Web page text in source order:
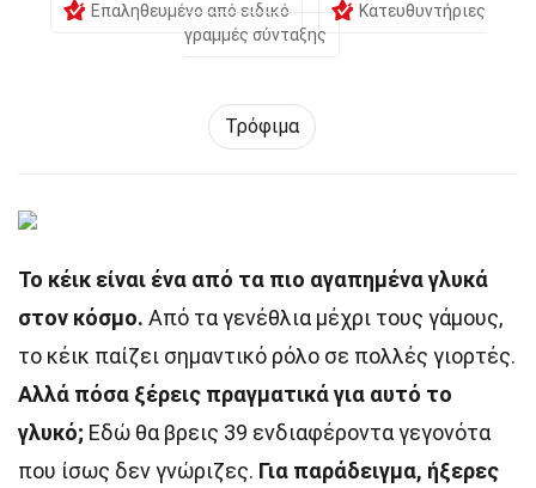
Επαληθευμένο από ειδικό
Κατευθυντήριες
γραμμές σύνταξης
Τρόφιμα
Το κέικ είναι ένα από τα πιο αγαπημένα γλυκά
στον κόσμο. Από τα γενέθλια μέχρι τους γάμους,
το κέικ παίζει σημαντικό ρόλο σε πολλές γιορτές.
Αλλά πόσα ξέρεις πραγματικά για αυτό το
γλυκό; Εδώ θα βρεις 39 ενδιαφέροντα γεγονότα
που ίσως δεν γνώριζες. Για παράδειγμα, ήξερες